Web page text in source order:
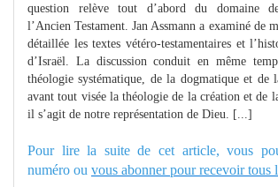
question relève tout d’abord du domaine
l’Ancien Testament. Jan Assmann a examiné de
détaillée les textes vétéro-testamentaires et
d’Israël. La discussion conduit en même
théologie systématique, de la dogmatique et de
avant tout visée la théologie de la création et de
il s’agit de notre représentation de Dieu. [...]
Pour lire la suite de cet article, vous
numéro ou vous abonner pour recevoir tous